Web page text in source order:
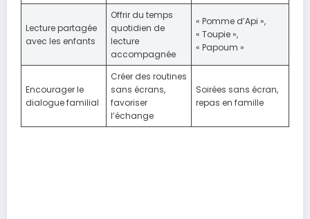
Lecture partagée
avec les enfants
Offrir du temps
quotidien de
lecture
accompagnée
« Pomme d’Api »,
« Toupie »,
« Papoum »
Encourager le
dialogue familial
Créer des routines
sans écrans,
favoriser
l’échange
Soirées sans écran,
repas en famille